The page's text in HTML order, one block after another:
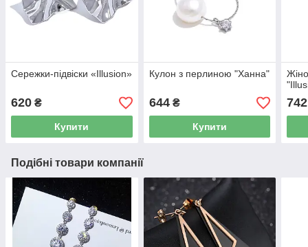
Сережки-підвіски «Illusion»
620 ₴
Купити
Кулон з перлиною "Ханна"
644₴
Купити
742
Подібні товари компанії